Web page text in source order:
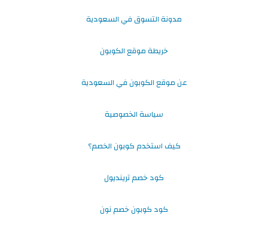
مدونة التسوق في السعودية
خريطة موقع الكوبون
عن موقع الكوبون في السعودية
سياسة الخصوصية
كيف استخدم كوبون الخصم؟
كود خصم ترينديول
كود كوبون خصم نون